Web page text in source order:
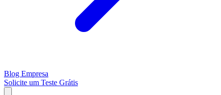
Blog Empresa
Solicite um Teste Grátis